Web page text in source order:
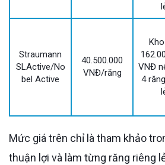
Straumann
SLActive/No
bel Active
40.500.000
VNĐ/răng
VNĐ
4
Mức giá trên chỉ là tham khảo trong điều kiện xương
thuận lợi và làm từng răng riêng